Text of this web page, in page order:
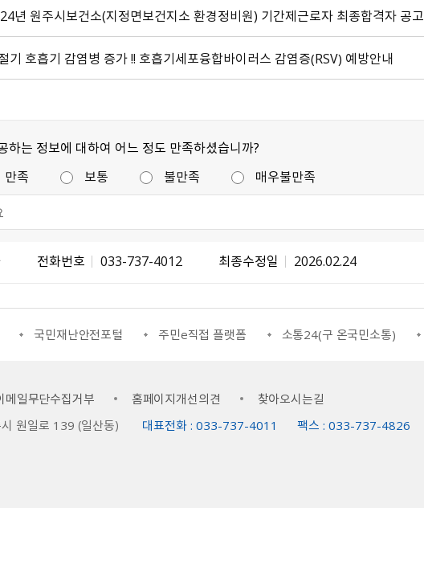
년 원주시보건소(지정면보건지소 환경정비원) 기간제근로자 최종합격자 공고
기 호흡기 감염병 증가 !! 호흡기세포융합바이러스 감염증（RSV） 예방안내
하는 정보에 대하여 어느 정도 만족하셨습니까?
만족 보통 불만족 매우불만족
전화번호 033-737-4012 최종수정일 2026.02.24
국민재난안전포털 주민e직접 플랫폼 소통24(구 온국민소통)
메일무단수집거부 홈페이지개선의견
찾아오시는길
일로 139 （일산동）
대표전화 : 033-737-4011 팩스 : 033-737-4826